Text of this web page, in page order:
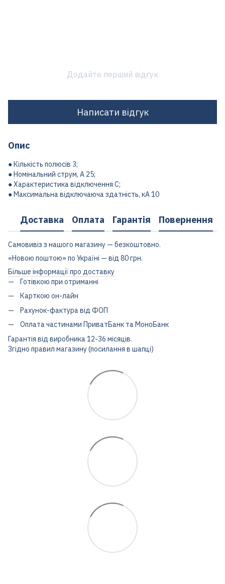
Додайте перший відгук
Написати відгук
Опис
● Кількість полюсів 3;
● Номінальний струм, А 25;
● Характеристика відключення C;
● Максимальна відключаюча здатність, кА 10
Доставка Оплата Гарантія Повернення
Самовивіз з нашого магазину — безкоштовно.
«Новою поштою» по Україні — від 80 грн.
Більше інформації про доставку
Готівкою при отриманні
Карткою он-лайн
Рахунок-фактура від ФОП
Оплата частинами ПриватБанк та МоноБанк
Гарантія від виробника 12-36 місяців.
Згідно правил магазину (посилання в шапці)